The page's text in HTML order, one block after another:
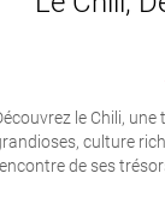
le Chili,
culture
de ses